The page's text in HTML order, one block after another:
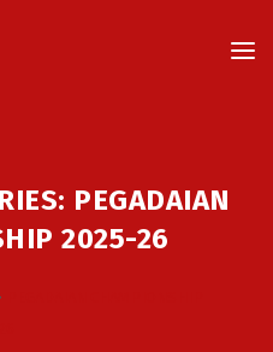
PEGADAIAN
2025-26